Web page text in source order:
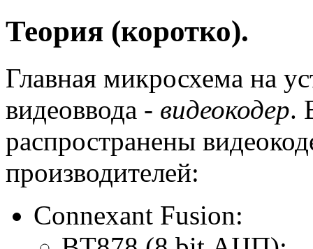
Теория (коротко).
Главная микросхема на
видеоввода - видеокодер.
распространены
производителей:
Connexant Fusion: